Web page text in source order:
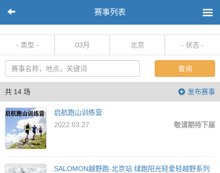
赛事列表
- 类型 - 03月 北京 - 状态 -
查询
共 14 场 发布赛事
启航跑山训练营
2022.03.27
敬请期待下届
SALOMON越野跑-北京站 绿跑阳光轻爱轻越野系列